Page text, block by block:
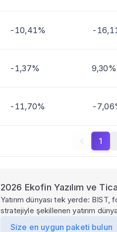
-10,41% -
-1,37% 9,30%
-11,70% -
1
2026 Ekofin Yazılım ve
Yatırım dünyası tek yerde:
stratejiyle şekillenen yatırım
Size en uygun paketi bulun